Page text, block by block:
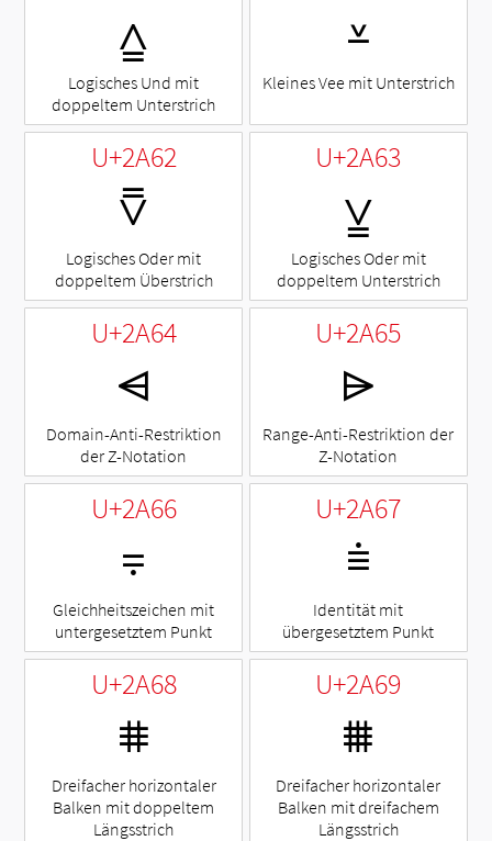
⩠
Logisches Und mit
doppeltem Unterstrich
⩡
Kleines Vee mit Unterstrich
U+2A62
⩢
Logisches Oder mit
doppeltem Überstrich
U+2A63
⩣
Logisches Oder mit
doppeltem Unterstrich
U+2A64
⩤
Domain-Anti-Restriktion
der Z-Notation
U+2A65
⩥
Range-Anti-Restriktion der
Z-Notation
U+2A66
⩦
Gleichheitszeichen mit
untergesetztem Punkt
U+2A67
⩧
Identität mit
übergesetztem Punkt
U+2A68
⩨
Dreifacher horizontaler
Balken mit doppeltem
Längsstrich
U+2A69
⩩
Dreifacher horizontaler
Balken mit dreifachem
Längsstrich